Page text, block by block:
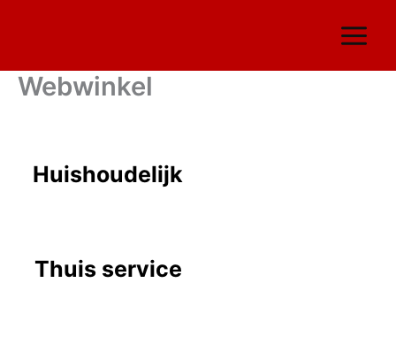
inhoud
Webwinkel
Huishoudelijk
Thuis service